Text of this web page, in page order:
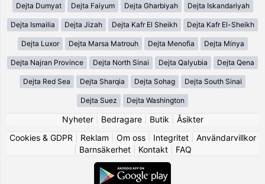
Dejta Dumyat Dejta Faiyum Dejta Gharbiyah Dejta Iskandariyah
Dejta Ismailia Dejta Jizah Dejta Kafr El Sheikh Dejta Kafr El-Sheikh
Dejta Luxor Dejta Marsa Matrouh Dejta Menofia Dejta Minya
Dejta Najran Province Dejta North Sinai Dejta Qalyubia Dejta Qena
Dejta Red Sea Dejta Sharqia Dejta Sohag Dejta South Sinai
Dejta Suez Dejta Washington
Nyheter| Bedragare| Butik
Åsikter
Cookies & GDPR
Reklam Om oss| Integritet| Användarvillkor
Barnsäkerhet| Kontakt| FAQ